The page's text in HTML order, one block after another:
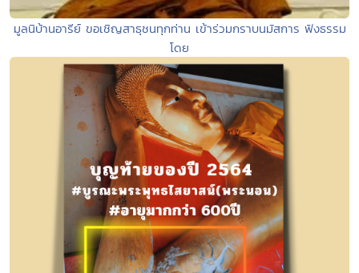
มูลนิบ้านอารีย์ ขอเชิญสาธุชนทุกท่าน เข้าร่วมกราบนมัสการ ฟังธรรม
โดย